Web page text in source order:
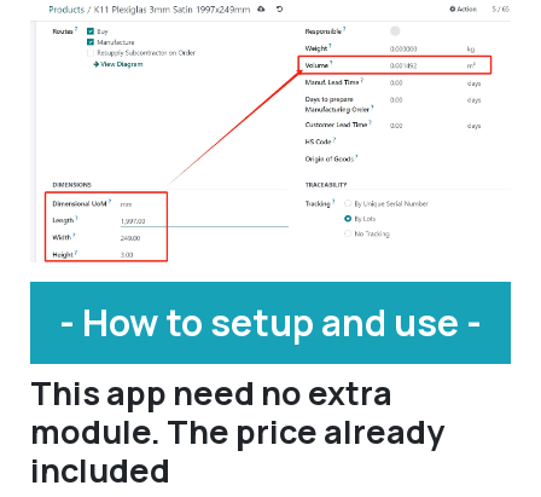
- How to setup and use -
This app need no extra
module. The price already
included